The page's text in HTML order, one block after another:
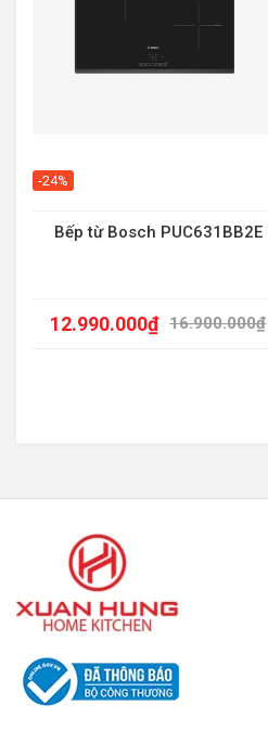
-24%
Bếp từ Bosch PUC631BB2E
16.900.000₫
12.990.000₫